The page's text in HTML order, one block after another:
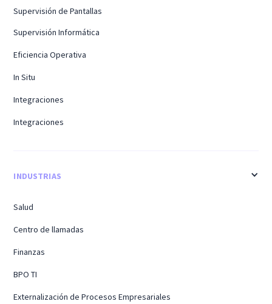
Supervisión de Pantallas
Supervisión Informática
Eficiencia Operativa
In Situ
Integraciones
Integraciones
INDUSTRIAS
Salud
Centro de llamadas
Finanzas
BPO TI
Externalización de Procesos Empresariales